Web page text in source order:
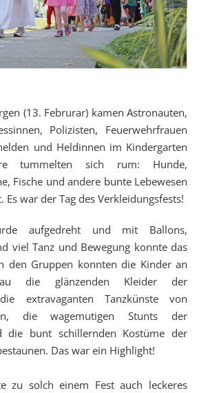
(13. Februrar) kamen Astronauten,
Polizisten, Feuerwehrfrauen
und Heldinnen im Kindergarten
tummelten sich rum: Hunde,
Fische und andere bunte Lebewesen
Es war der Tag des Verkleidungsfests!
aufgedreht und mit Ballons,
viel Tanz und Bewegung konnte das
den Gruppen konnten die Kinder an
die glänzenden Kleider der
extravaganten Tanzkünste von
die wagemutigen Stunts der
die bunt schillernden Kostüme der
Das war ein Highlight!
zu solch einem Fest auch leckeres